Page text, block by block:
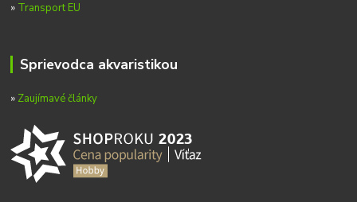
» Transport EU
Sprievodca akvaristikou
» Zaujímavé články